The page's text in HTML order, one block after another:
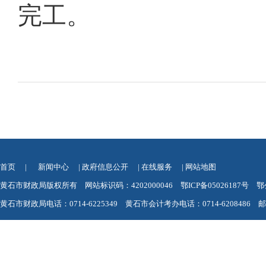
完工。
首页 | 新闻中心 | 政府信息公开 | 在线服务 | 网站地图
黄石市财政局版权所有 网站标识码：4202000046 鄂ICP备05026187号 鄂
黄石市财政局电话：0714-6225349 黄石市会计考办电话：0714-6208486